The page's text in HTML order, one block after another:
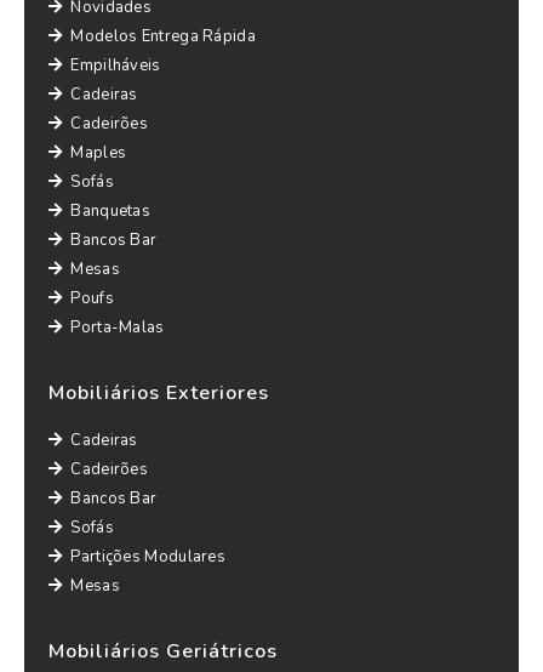
Novidades
Modelos Entrega Rápida
Empilháveis
Cadeiras
Cadeirões
Maples
Sofás
Banquetas
Bancos Bar
Mesas
Poufs
Porta-Malas
Mobiliários Exteriores
Cadeiras
Cadeirões
Bancos Bar
Sofás
Partições Modulares
Mesas
Mobiliários Geriátricos